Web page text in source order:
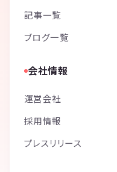
記事一覧
ブログ一覧
会社情報
運営会社
採用情報
プレスリリース